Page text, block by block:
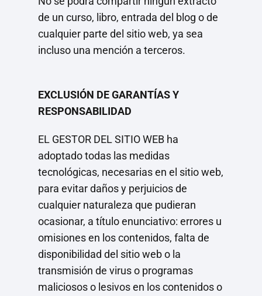
de un curso, libro, entrada del blog o de
cualquier parte del sitio web, ya sea
incluso una mención a terceros.
EXCLUSIÓN DE GARANTÍAS Y
RESPONSABILIDAD
EL GESTOR DEL SITIO WEB ha
adoptado todas las medidas
tecnológicas, necesarias en el sitio web,
para evitar daños y perjuicios de
cualquier naturaleza que pudieran
ocasionar, a título enunciativo: errores u
omisiones en los contenidos, falta de
disponibilidad del sitio web o la
transmisión de virus o programas
maliciosos o lesivos en los contenidos o